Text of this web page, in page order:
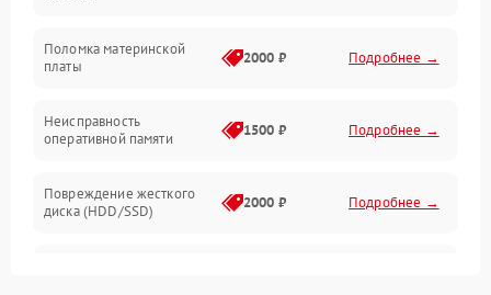
Повреждение разъёмов (USB, HDMI и др.)
Поломка видеокарты
Поломка материнской
платы
2000 ₽ Подробнее →
Неисправность
оперативной памяти
1500 ₽ Подробнее →
Повреждение жесткого
диска (HDD/SSD)
2000 ₽ Подробнее →